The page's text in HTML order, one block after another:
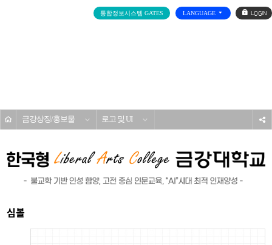
통합정보시스템 GATES LANGUAGE
로
그
금강상징/홍보물 로고 및 UI
심볼